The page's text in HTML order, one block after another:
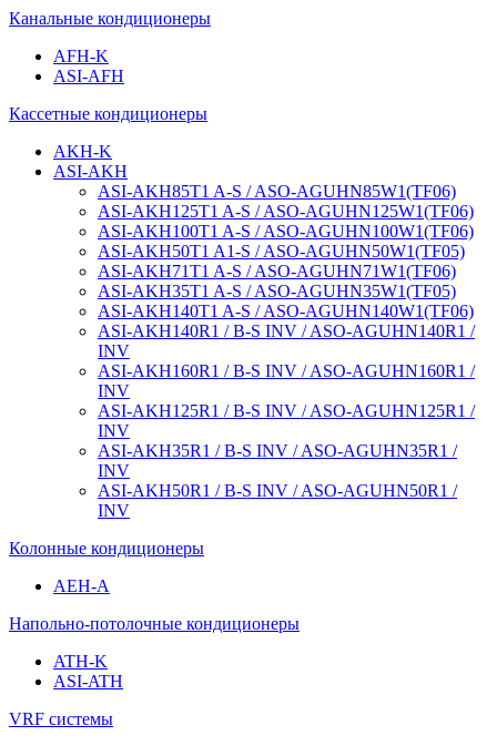
Канальные кондиционеры
AFH-K
ASI-AFH
Кассетные кондиционеры
AKH-K
ASI-AKH
ASI-AKH85T1 A-S / ASO-AGUHN85W1(ТF06)
ASI-AKH125T1 A-S / ASO-AGUHN125W1(ТF06)
ASI-AKH100T1 A-S / ASO-AGUHN100W1(ТF06)
ASI-AKH50T1 A1-S / ASO-AGUHN50W1(ТF05)
ASI-AKH71T1 A-S / ASO-AGUHN71W1(ТF06)
ASI-AKH35T1 A-S / ASO-AGUHN35W1(ТF05)
ASI-AKH140T1 A-S / ASO-AGUHN140W1(ТF06)
ASI-AKH140R1 / B-S INV / ASO-AGUHN140R1 /
INV
ASI-AKH160R1 / B-S INV / ASO-AGUHN160R1 /
INV
ASI-AKH125R1 / B-S INV / ASO-AGUHN125R1 /
INV
ASI-AKH35R1 / B-S INV / ASO-AGUHN35R1 /
INV
ASI-AKH50R1 / B-S INV / ASO-AGUHN50R1 /
INV
Колонные кондиционеры
AEH-A
Напольно-потолочные кондиционеры
ATH-K
ASI-ATH
VRF системы